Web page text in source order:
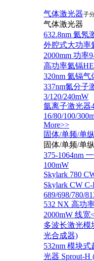
气体激光器子
气体激光器
632.8nm 氦氖
外腔式大功率
2000mm 功率
高功率氦镉
320nm 氦镉气
337nm氮分子
3/120/240mW
氩离子激光器
16/80/100/
More>>
固体/单频/单
固体/单频/单
375-1064nm
100mW
Skylark 780
Skylark CW
689/698/780/
532 NX 高功
2000mW 线宽
多波长激光模
光合成器)
532nm 模块
光器 Sprout-H